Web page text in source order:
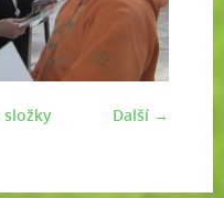
Další →